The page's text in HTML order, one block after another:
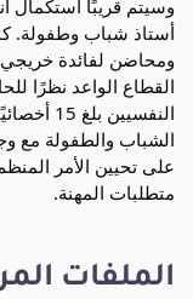
ومحاضن لفائدة خريجي
القطاع الواعد نظرًا
الشباب والطفولة مع
على تحيين الأمر
متطلبات المهنة.
الملفات